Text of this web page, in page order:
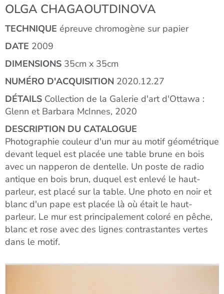
OLGA CHAGAOUTDINOVA
TECHNIQUE épreuve chromogène sur papier
DATE 2009
DIMENSIONS 35cm x 35cm
NUMÉRO D'ACQUISITION 2020.12.27
DÉTAILS Collection de la Galerie d'art d'Ottawa :
Glenn et Barbara McInnes, 2020
DESCRIPTION DU CATALOGUE
Photographie couleur d'un mur au motif géométrique
devant lequel est placée une table brune en bois
avec un napperon de dentelle. Un poste de radio
antique en bois brun, duquel est enlevé le haut-
parleur, est placé sur la table. Une photo en noir et
blanc d'un pape est placée là où était le haut-
parleur. Le mur est principalement coloré en pêche,
blanc et rose avec des lignes contrastantes vertes
dans le motif.